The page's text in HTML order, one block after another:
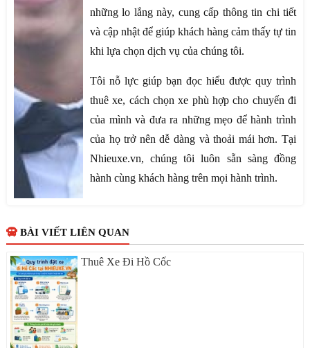
những lo lắng này, cung cấp thông tin chi tiết
và cập nhật để giúp khách hàng cảm thấy tự tin
khi lựa chọn dịch vụ của chúng tôi.
Tôi nỗ lực giúp bạn đọc hiểu được quy trình
thuê xe, cách chọn xe phù hợp cho chuyến đi
của mình và đưa ra những mẹo để hành trình
của họ trở nên dễ dàng và thoải mái hơn. Tại
Nhieuxe.vn, chúng tôi luôn sẵn sàng đồng
hành cùng khách hàng trên mọi hành trình.
BÀI VIẾT LIÊN QUAN
Thuê Xe Đi Hồ Cốc